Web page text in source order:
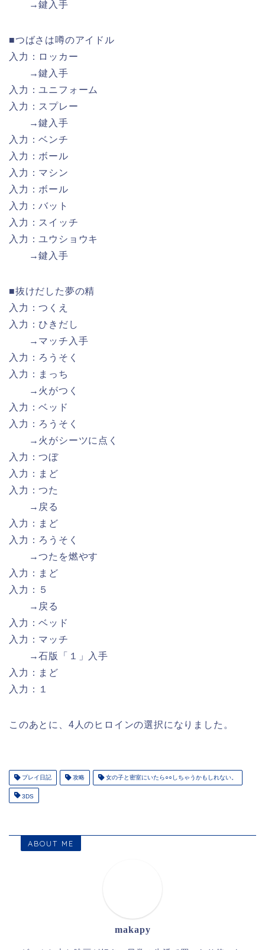
→鍵入手
■つばさは噂のアイドル
入力：ロッカー
→鍵入手
入力：ユニフォーム
入力：スプレー
→鍵入手
入力：ベンチ
入力：ボール
入力：マシン
入力：ボール
入力：バット
入力：スイッチ
入力：ユウショウキ
→鍵入手
■抜けだした夢の精
入力：つくえ
入力：ひきだし
→マッチ入手
入力：ろうそく
入力：まっち
→火がつく
入力：ベッド
入力：ろうそく
→火がシーツに点く
入力：つぼ
入力：まど
入力：つた
→戻る
入力：まど
入力：ろうそく
→つたを燃やす
入力：まど
入力：５
→戻る
入力：ベッド
入力：マッチ
→石版「１」入手
入力：まど
入力：１
このあとに、4人のヒロインの選択になりました。
プレイ日記 攻略 女の子と密室にいたら○○しちゃうかもしれない。
3DS
ABOUT ME
makapy